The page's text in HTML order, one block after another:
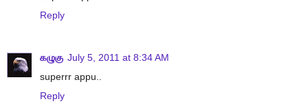
Reply
கழுகு July 5, 2011 at 8:34 AM
superrr appu..
Reply